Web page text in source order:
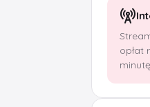
opłat